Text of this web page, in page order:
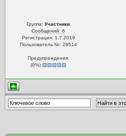
Группа:Участники
Сообщений: 6
Регистрация: 1.7.2019
Пользователь №: 29514
Предупреждения:
(0%)